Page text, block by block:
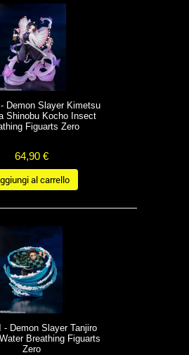
Demon Slayer Kimetsu
Shinobu Kocho Insect
Figuarts Zero
64,90 €
al carrello
- Demon Slayer Tanjiro
Breathing Figuarts
Zero